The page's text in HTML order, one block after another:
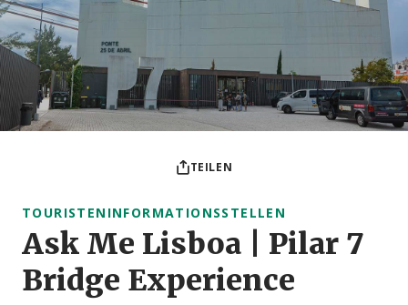
TEILEN
TOURISTENINFORMATIONSSTELLEN
Ask Me Lisboa | Pilar 7
Bridge Experience